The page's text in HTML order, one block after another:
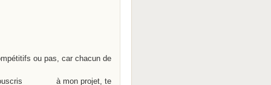
ou pas, car chacun de
tu souscris à mon projet, te